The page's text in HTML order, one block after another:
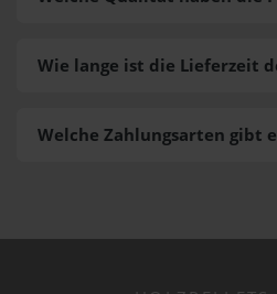
Welche Zahlungsarten gibt
Wie lange ist die Lieferzeit